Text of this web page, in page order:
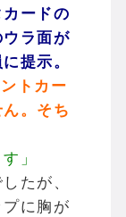
ードの
ラ面が
提示。
トカー
。そち
」
たが、
に胸が